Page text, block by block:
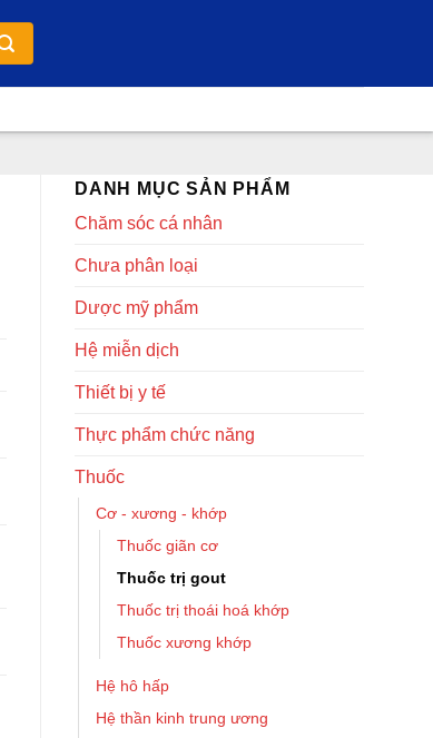
DANH MỤC SẢN PHẨM
Chăm sóc cá nhân
Chưa phân loại
Dược mỹ phẩm
Hệ miễn dịch
Thiết bị y tế
Thực phẩm chức năng
Thuốc
Cơ - xương - khớp
Thuốc giãn cơ
Thuốc trị gout
Thuốc trị thoái hoá khớp
Thuốc xương khớp
Hệ hô hấp
Hệ thần kinh trung ương